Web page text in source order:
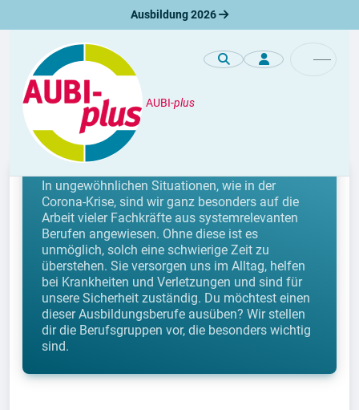
Ausbildung 2026
AUBI-plus
Berufe
Systemrelevante Berufe
In ungewöhnlichen Situationen, wie in der
Corona-Krise, sind wir ganz besonders auf die
Arbeit vieler Fachkräfte aus systemrelevanten
Berufen angewiesen. Ohne diese ist es
unmöglich, solch eine schwierige Zeit zu
überstehen. Sie versorgen uns im Alltag, helfen
bei Krankheiten und Verletzungen und sind für
unsere Sicherheit zuständig. Du möchtest einen
dieser Ausbildungsberufe ausüben? Wir stellen
dir die Berufsgruppen vor, die besonders wichtig
sind.